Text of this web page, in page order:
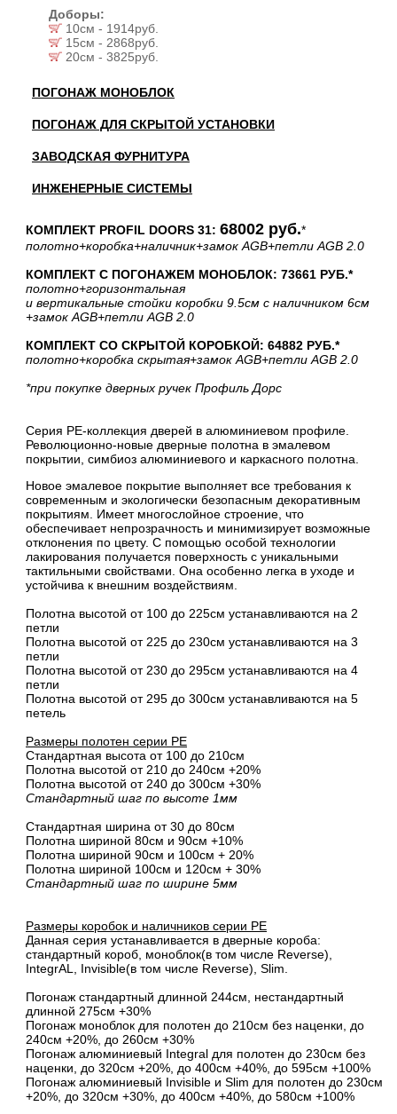
Доборы:
10см - 1914руб.
15см - 2868руб.
20см - 3825руб.
ПОГОНАЖ МОНОБЛОК
ПОГОНАЖ ДЛЯ СКРЫТОЙ УСТАНОВКИ
ЗАВОДСКАЯ ФУРНИТУРА
ИНЖЕНЕРНЫЕ СИСТЕМЫ
КОМПЛЕКТ PROFIL DOORS 31: 68002 руб.*
полотно+коробка+наличник+замок AGB+петли AGB 2.0
КОМПЛЕКТ С ПОГОНАЖЕМ МОНОБЛОК: 73661 РУБ.*
полотно+горизонтальная
и вертикальные стойки коробки 9.5см с наличником 6см
+замок AGB+петли AGB 2.0
КОМПЛЕКТ СО СКРЫТОЙ КОРОБКОЙ: 64882 РУБ.*
полотно+коробка скрытая+замок AGB+петли AGB 2.0
*при покупке дверных ручек Профиль Дорс
Серия PE-коллекция дверей в алюминиевом профиле.
Революционно-новые дверные полотна в эмалевом
покрытии, симбиоз алюминиевого и каркасного полотна.
Новое эмалевое покрытие выполняет все требования к
современным и экологически безопасным декоративным
покрытиям. Имеет многослойное строение, что
обеспечивает непрозрачность и минимизирует возможные
отклонения по цвету. С помощью особой технологии
лакирования получается поверхность с уникальными
тактильными свойствами. Она особенно легка в уходе и
устойчива к внешним воздействиям.
Полотна высотой от 100 до 225см устанавливаются на 2
петли
Полотна высотой от 225 до 230см устанавливаются на 3
петли
Полотна высотой от 230 до 295см устанавливаются на 4
петли
Полотна высотой от 295 до 300см устанавливаются на 5
петель
Размеры полотен серии PE
Стандартная высота от 100 до 210см
Полотна высотой от 210 до 240см +20%
Полотна высотой от 240 до 300см +30%
Стандартный шаг по высоте 1мм
Стандартная ширина от 30 до 80см
Полотна шириной 80cм и 90cм +10%
Полотна шириной 90см и 100см + 20%
Полотна шириной 100см и 120см + 30%
Стандартный шаг по ширине 5мм
Размеры коробок и наличников серии PE
Данная серия устанавливается в дверные короба:
стандартный короб, моноблок(в том числе Reverse),
IntegrAL, Invisible(в том числе Reverse), Slim.
Погонаж стандартный длинной 244см, нестандартный
длинной 275см +30%
Погонаж моноблок для полотен до 210см без наценки, до
240см +20%, до 260см +30%
Погонаж алюминиевый Integral для полотен до 230см без
наценки, до 320см +20%, до 400см +40%, до 595см +100%
Погонаж алюминиевый Invisible и Slim для полотен до 230см
+20%, до 320см +30%, до 400см +40%, до 580см +100%